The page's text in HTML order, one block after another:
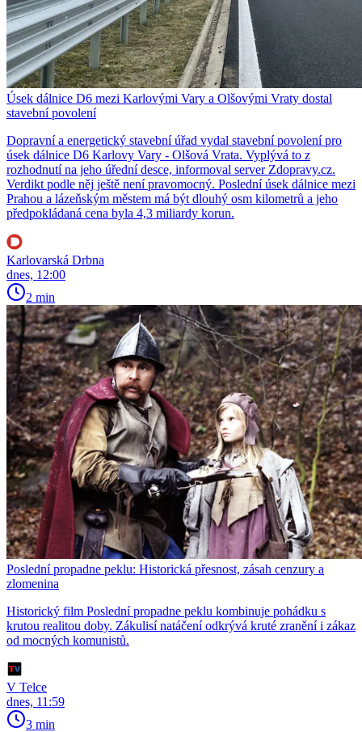
Úsek dálnice D6 mezi Karlovými Vary a Olšovými Vraty dostal
stavební povolení
Dopravní a energetický stavební úřad vydal stavební povolení pro
úsek dálnice D6 Karlovy Vary - Olšová Vrata. Vyplývá to z
rozhodnutí na jeho úřední desce, informoval server Zdopravy.cz.
Verdikt podle něj ještě není pravomocný. Poslední úsek dálnice mezi
Prahou a lázeňským městem má být dlouhý osm kilometrů a jeho
předpokládaná cena byla 4,3 miliardy korun.
Karlovarská Drbna
dnes, 12:00
2 min
Poslední propadne peklu: Historická přesnost, zásah cenzury a
zlomenina
Historický film Poslední propadne peklu kombinuje pohádku s
krutou realitou doby. Zákulisí natáčení odkrývá kruté zranění i zákaz
od mocných komunistů.
V Telce
dnes, 11:59
3 min